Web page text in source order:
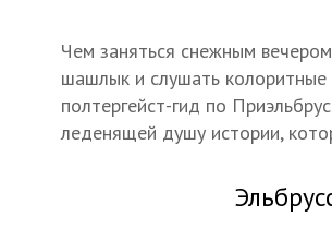
Чем заняться снежным
шашлык и слушать
полтергейст-гид по
леденящей душу истории,